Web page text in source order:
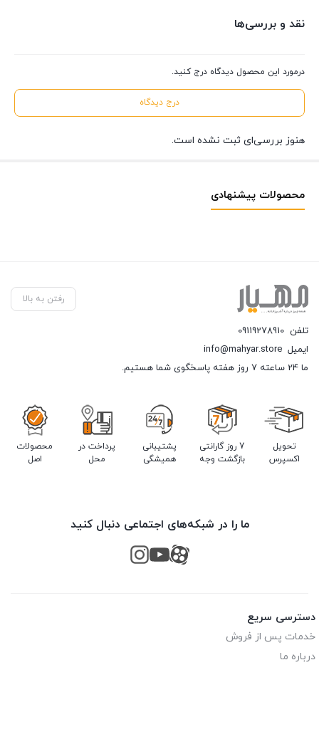
نقد و بررسی‌ها
درمورد این محصول دیدگاه درج کنید.
درج دیدگاه
هنوز بررسی‌ای ثبت نشده است.
محصولات پیشنهادی
رفتن به بالا
تلفن 09119278910
ایمیل info@mahyar.store
ما 24 ساعته 7 روز هفته پاسخگوی شما هستیم.
تحویل
اکسپرس
7 روز گارانتی
بازگشت وجه
پشتیبانی
همیشگی
پرداخت در
محل
محصولات
اصل
ما را در شبکه‌های اجتماعی دنبال کنید
دسترسی سریع
خدمات پس از فروش
درباره ما